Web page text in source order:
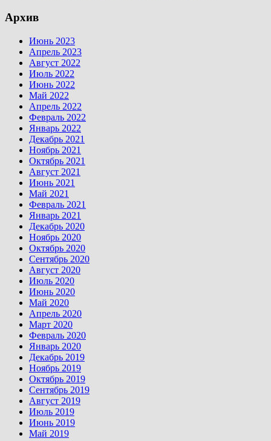
Архив
Июнь 2023
Апрель 2023
Август 2022
Июль 2022
Июнь 2022
Май 2022
Апрель 2022
Февраль 2022
Январь 2022
Декабрь 2021
Ноябрь 2021
Октябрь 2021
Август 2021
Июнь 2021
Май 2021
Февраль 2021
Январь 2021
Декабрь 2020
Ноябрь 2020
Октябрь 2020
Сентябрь 2020
Август 2020
Июль 2020
Июнь 2020
Май 2020
Апрель 2020
Март 2020
Февраль 2020
Январь 2020
Декабрь 2019
Ноябрь 2019
Октябрь 2019
Сентябрь 2019
Август 2019
Июль 2019
Июнь 2019
Май 2019